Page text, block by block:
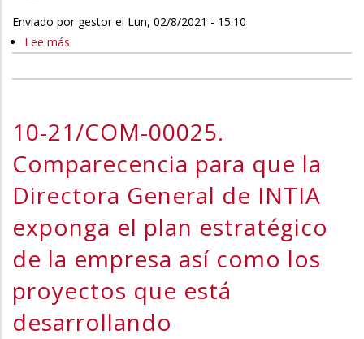
enajenación
de
la
Superser
en
Ten
desarrollo
que
fue
adjudicatario
los
antiguos
terrenos
de
la
Enviado por gestorel Lun, 02/8/2021 - 15:10
Lee más
21/POR-
Pregunta
Oral
sobre
Comisión
de
Seguimiento
del
Plan
del
PERFIL ADMINISTRATIVO
SOPORTE INFORMÁTICO
10-21/COM-00025.
Comparecencia para que la
Directora General de INTIA
exponga el plan estratégico
de la empresa así como los
proyectos que está
desarrollando